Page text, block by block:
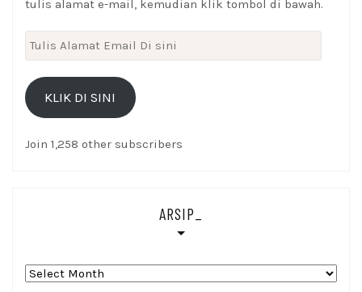
tulis alamat e-mail, kemudian klik tombol di bawah.
Tulis
Alamat
Email
KLIK DI SINI
Join 1,258 other subscribers
ARSIP_
Arsip_